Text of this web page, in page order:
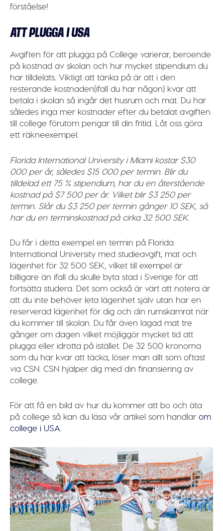
förståelse!
ATT PLUGGA I USA
Avgiften för att plugga på College varierar, beroende
på kostnad av skolan och hur mycket stipendium du
har tilldelats. Viktigt att tänka på är att i den
resterande kostnaden(ifall du har någon) kvar att
betala i skolan så ingår det husrum och mat. Du har
således inga mer kostnader efter du betalat avgiften
till college förutom pengar till din fritid. Låt oss göra
ett räkneexempel:
Florida International University i Miami kostar $30
000 per år, således $15 000 per termin. Blir du
tilldelad ett 75 % stipendium, har du en återstående
kostnad på $7 500 per år. Vilket blir $3 250 per
termin. Slår du $3 250 per termin gånger 10 SEK, så
har du en terminskostnad på cirka 32 500 SEK.
Du får i detta exempel en termin på Florida
International University med studieavgift, mat och
lägenhet för 32 500 SEK, vilket till exempel är
billigare än ifall du skulle byta stad i Sverige för att
fortsätta studera. Det som också är värt att notera är
att du inte behöver leta lägenhet själv utan har en
reserverad lägenhet för dig och din rumskamrat när
du kommer till skolan. Du får även lagad mat tre
gånger om dagen vilket möjliggör mycket tid att
plugga eller idrotta på istället. De 32 500 kronorna
som du har kvar att täcka, löser man allt som oftast
via CSN. CSN hjälper dig med din finansiering av
college.
För att få en bild av hur du kommer att bo och äta
på college så kan du läsa vår artikel som handlarom
college i USA